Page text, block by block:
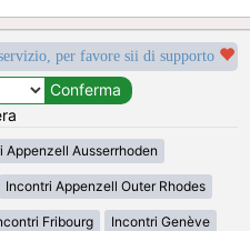
per favore sii di supporto
Appenzell Ausserrhoden
Incontri Appenzell Outer Rhodes
Fribourg Incontri Genève